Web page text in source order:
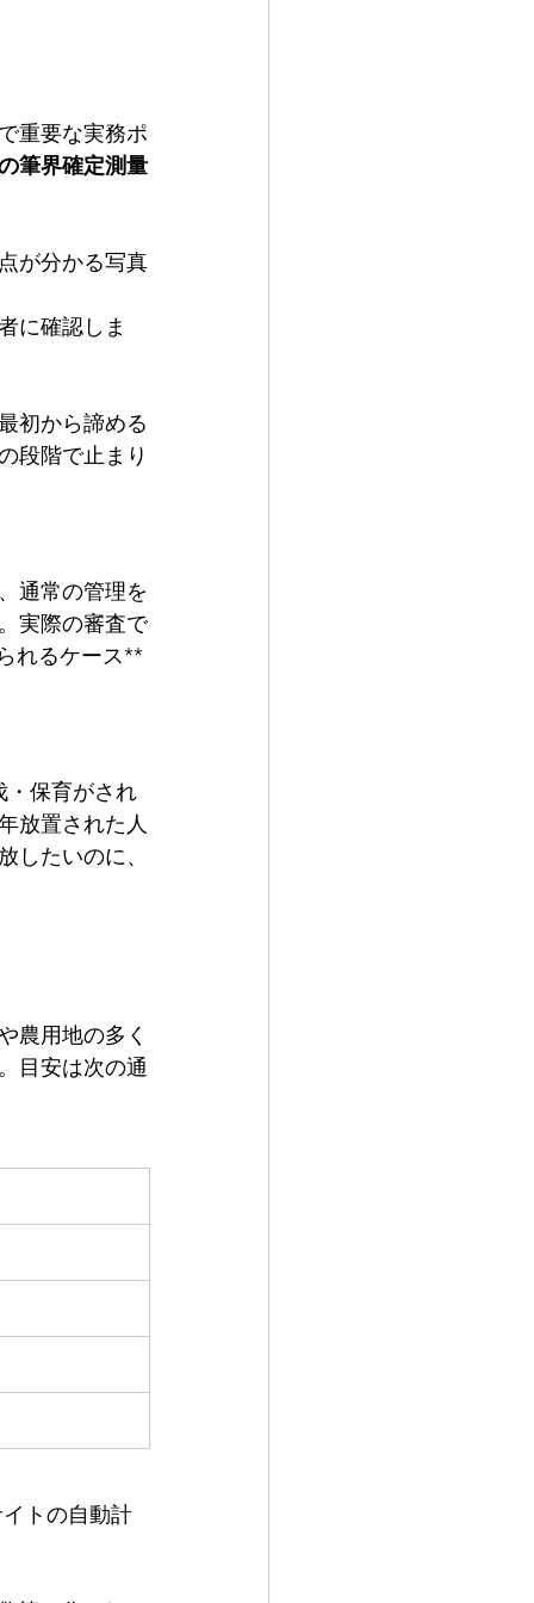
重要な実務ポ
筆界確定測量
が分かる写真
に確認しま
初から諦める
段階で止まり
通常の管理を
実際の審査で
れるケース**
・保育がされ
放置された人
したいのに、
農用地の多く
目安は次の通
トの自動計